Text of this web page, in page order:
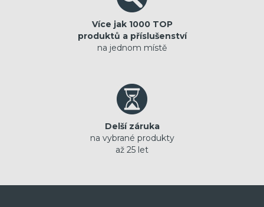
Více jak 1000 TOP
produktů a příslušenství
na jednom místě
Delší záruka
na vybrané produkty
až 25 let